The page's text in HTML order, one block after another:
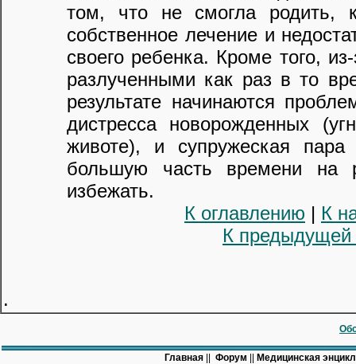
том, что не смогла родить,
собственное лечение и
своего ребенка. Кроме того,
разлученными как раз в то
результате начинаются
дистресса новорожденных
животе), и супружеская
большую часть времени на
избежать.
К оглавлению | К
К предыдущей
.
Главная Форум
Медицинская